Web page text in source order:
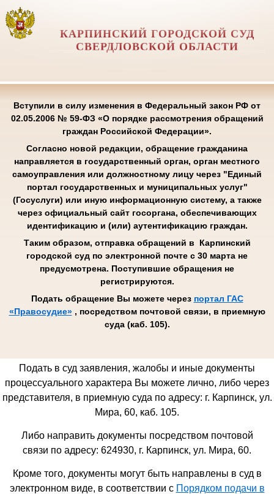
КАРПИНСКИЙ ГОРОДСКОЙ СУД
СВЕРДЛОВСКОЙ ОБЛАСТИ
Вступили в силу изменения в Федеральный закон РФ от
02.05.2006 № 59-ФЗ «О порядке рассмотрения обращений
граждан Российской Федерации».
Согласно новой редакции, обращение гражданина
направляется в государственный орган, орган местного
самоуправления или должностному лицу через "Единый
портал государственных и муниципальных услуг"
(Госуслуги) или иную информационную систему, а также
через официальный сайт госоргана, обеспечивающих
идентификацию и (или) аутентификацию граждан.
Таким образом, отправка обращений в Карпинский
городской суд по электронной почте с 30 марта не
предусмотрена. Поступившие обращения не
регистрируются.
Подать обращение Вы можете через портал ГАС
«Правосудие», посредством почтовой связи, в приемную
суда (каб. 105).
Подать в суд заявления, жалобы и иные документы
процессуального характера Вы можете лично, либо через
представителя, в приемную суда по адресу: г. Карпинск, ул.
Мира, 60, каб. 105.
Либо направить документы посредством почтовой
связи по адресу: 624930, г. Карпинск, ул. Мира, 60.
Кроме того, документы могут быть направлены в суд в
электронном виде, в соответствии с Порядком подачи в